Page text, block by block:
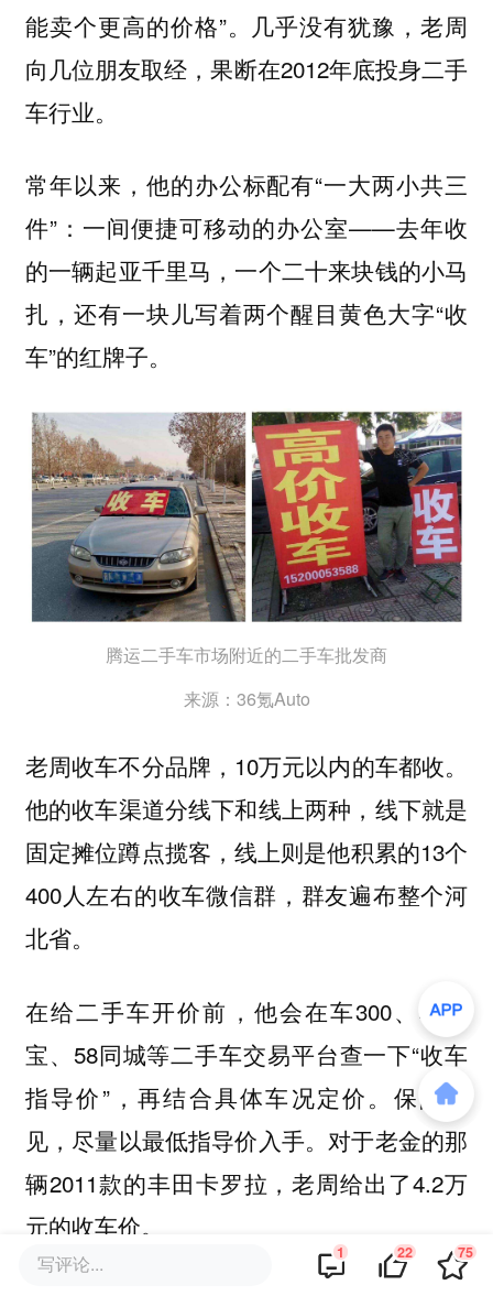
能卖个更高的价格”。几乎没有犹豫，老周
向几位朋友取经，果断在2012年底投身二手
车行业。
常年以来，他的办公标配有“一大两小共三
件”：一间便捷可移动的办公室——去年收
的一辆起亚千里马，一个二十来块钱的小马
扎，还有一块儿写着两个醒目黄色大字“收
车”的红牌子。
腾运二手车市场附近的二手车批发商
来源：36氪Auto
老周收车不分品牌，10万元以内的车都收。
他的收车渠道分线下和线上两种，线下就是
固定摊位蹲点揽客，线上则是他积累的13个
400人左右的收车微信群，群友遍布整个河
北省。
在给二手车开价前，他会在车300、车置
宝、58同城等二手车交易平台查一下“收车
指导价”，再结合具体车况定价。保险起
见，尽量以最低指导价入手。对于老金的那
辆2011款的丰田卡罗拉，老周给出了4.2万
元的收车价。
写评论... 1 22 75